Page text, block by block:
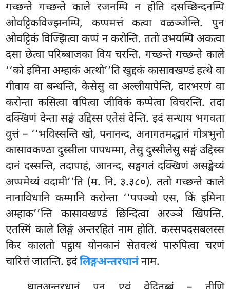
गच्छन्ते गच्छन्ते काले रजनम्पि न होति दसच्छिन्दनम्पि
ओवट्टिकविज्झनम्पि, कप्पमत्तं कत्वा वळञ्जेन्ति. पुन
ओवट्टिकं विज्झित्वा कप्पं न करोन्ति. ततो उभयम्पि अकत्वा
दसा छेत्वा परिब्बाजका विय चरन्ति. गच्छन्ते गच्छन्ते काले
‘‘को इमिना अम्हाकं अत्थो’’ति खुद्दकं कासावखण्डं हत्थे वा
गीवाय वा बन्धन्ति, केसेसु वा अल्लीयापेन्ति, दारभरणं वा
करोन्ता कसित्वा वपित्वा जीविकं कप्पेत्वा विचरन्ति. तदा
दक्खिणं देन्ता सङ्घं उद्दिस्स एतेसं देन्ति. इदं सन्धाय भगवता
वुत्तं – ‘‘भविस्सन्ति खो, पनानन्द, अनागतमद्धानं गोत्रभुनो
कासावकण्ठा दुस्सीला पापधम्मा, तेसु दुस्सीलेसु सङ्घं उद्दिस्स
दानं दस्सन्ति, तदापाहं, आनन्द, सङ्घगतं दक्खिणं असङ्खेय्यं
अप्पमेय्यं वदामी’’ति (म. नि. ३.३८०). ततो गच्छन्ते काले
नानाविधानि कम्मानि करोन्ता ‘‘पपञ्चो एस, किं इमिना
अम्हाक’’न्ति कासावखण्डं छिन्दित्वा अरञ्ञे खिपन्ति.
एतस्मिं काले लिङ्गं अन्तरहितं नाम होति. कस्सपदसबलस्स
किर कालतो पट्ठाय योनकानं सेतवत्थं पारुपित्वा चरणं
चारित्तं जातन्ति. इदंलिङ्गअन्तरधानंनाम.